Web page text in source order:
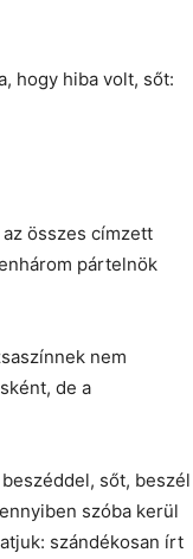
hogy hiba volt, sőt:
összes címzett
pártelnök
nem
de a
sőt, beszél
szóba kerül
szándékosan írt